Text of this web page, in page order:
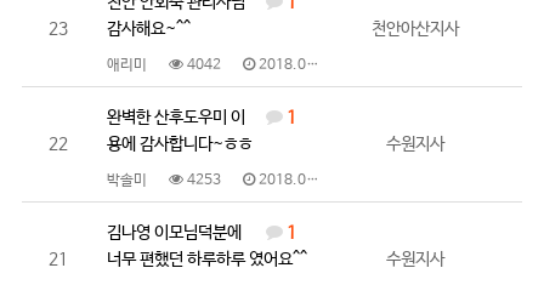
23
감사해요~^^
애리미 4042 2018.03.28
천안아산지사
22
1
완벽한 산후도우미 이
용에 감사합니다~ㅎㅎ
박솔미 4253 2018.03.27
수원지사
21
1
김나영 이모님덕분에
너무 편했던 하루하루 였어요^^
수원지사